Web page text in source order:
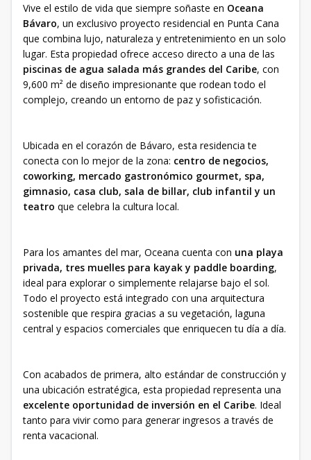
Vive el estilo de vida que siempre soñaste en Oceana
Bávaro, un exclusivo proyecto residencial en Punta Cana
que combina lujo, naturaleza y entretenimiento en un solo
lugar. Esta propiedad ofrece acceso directo a una de las
piscinas de agua salada más grandes del Caribe, con
9,600 m² de diseño impresionante que rodean todo el
complejo, creando un entorno de paz y sofisticación.
Ubicada en el corazón de Bávaro, esta residencia te
conecta con lo mejor de la zona: centro de negocios,
coworking, mercado gastronómico gourmet, spa,
gimnasio, casa club, sala de billar, club infantil y un
teatro que celebra la cultura local.
Para los amantes del mar, Oceana cuenta con una playa
privada, tres muelles para kayak y paddle boarding,
ideal para explorar o simplemente relajarse bajo el sol.
Todo el proyecto está integrado con una arquitectura
sostenible que respira gracias a su vegetación, laguna
central y espacios comerciales que enriquecen tu día a día.
Con acabados de primera, alto estándar de construcción y
una ubicación estratégica, esta propiedad representa una
excelente oportunidad de inversión en el Caribe. Ideal
tanto para vivir como para generar ingresos a través de
renta vacacional.